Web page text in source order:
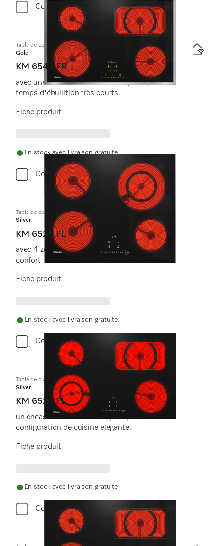
Comparer
Table de cuisson vitrocéramique
Gold
KM 6542 FR
avec une zone de cuisson ExtraSpeed pour des
temps d'ébullition très courts.
Fiche produit
En stock avec livraison gratuite
Comparer
Table de cuisson vitrocéramique
Silver
KM 6520 FL
avec 4 zones de cuisson pour un maximum de
confort
Fiche produit
En stock avec livraison gratuite
Comparer
Table de cuisson vitrocéramique
Silver
KM 6523 FL
un encastrement à fleur de plan pour une
configuration de cuisine élégante.
Fiche produit
En stock avec livraison gratuite
Comparer